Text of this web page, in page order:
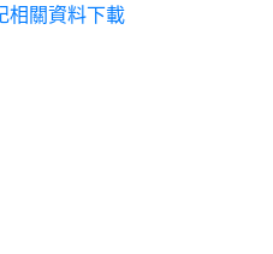
相關資料下載